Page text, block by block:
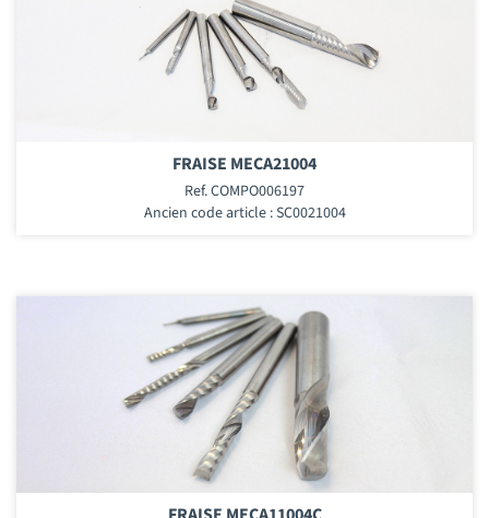
FRAISE MECA21004
Ref. COMPO006197
Ancien code article : SC0021004